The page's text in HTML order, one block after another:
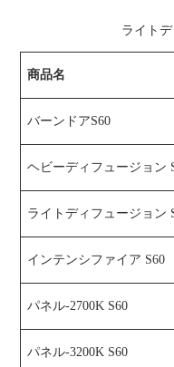
ライト
商品名
バーンドアS60
ヘビーディフュージョン
ライトディフュージョン
インテンシファイア S60
パネル-2700K S60
パネル-3200K S60